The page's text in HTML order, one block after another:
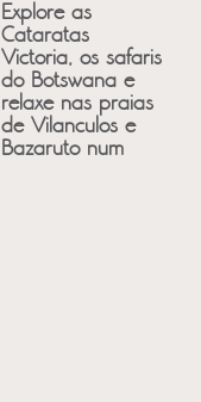
Explore as
Cataratas
Victoria, os safaris
do Botswana e
relaxe nas praias
de Vilanculos e
Bazaruto num